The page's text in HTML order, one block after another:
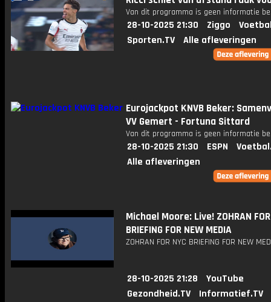
Van dit programma is geen informatie
28-10-2025 21:30 Ziggo
Sporten.TV
Alle afleveringen
Eurojackpot KNVB Beker:
VV Gemert - Fortuna Sittard
Van dit programma is geen informatie
28-10-2025 21:30 ESPN
Alle afleveringen
Michael Moore: Live! ZOHRAN
BRIEFING FOR NEW MEDIA
ZOHRAN FOR NYC BRIEFING FOR NEW
28-10-2025 21:28
YouTube
Gezondheid.TV
Informatief.TV